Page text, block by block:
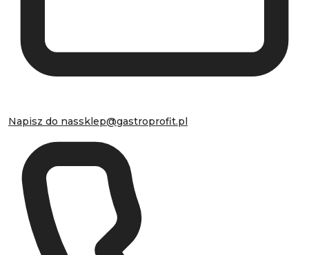
Napisz do nassklep@gastroprofit.pl